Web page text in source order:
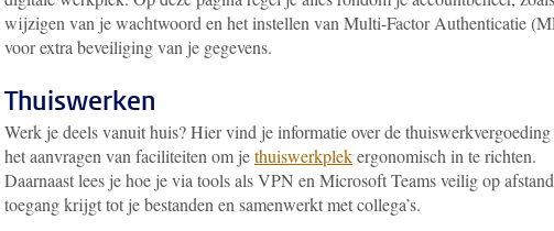
wijzigen van je wachtwoord en het instellen van Multi-Factor Authenticatie
voor extra beveiliging van je gegevens.
Thuiswerken
Werk je deels vanuit huis? Hier vind je informatie over de thuiswerkvergoeding
het aanvragen van faciliteiten om jethuiswerkplekergonomisch in te richten.
Daarnaast lees je hoe je via tools als VPN en Microsoft Teams veilig op afstand
toegang krijgt tot je bestanden en samenwerkt met collega’s.